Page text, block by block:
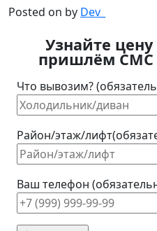
Posted on by Dev_
Узнайте
пришлём СМС
Что вывозим?
Район/этаж/
Ваш телефон